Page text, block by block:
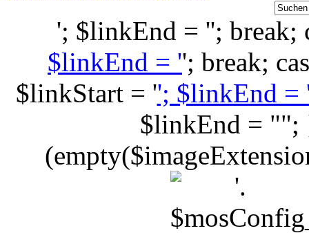
'; $linkEnd = ''; break;
$linkEnd = ''; break;
$linkStart = ''; $linkEnd =
$linkEnd = "";